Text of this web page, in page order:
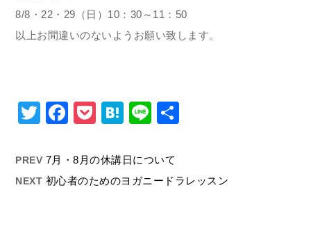
8/8・22・29（日）10：30～11：50
以上お間違いのないようお願い致します。
Twitter
Facebook
Pocket
Hatena
Line
PREV 7月・8月の休講日について
NEXT 初心者のためのヨガニードラレッスン